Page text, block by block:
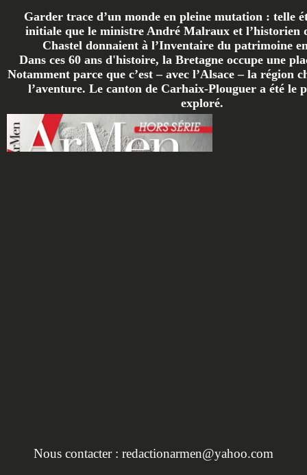
Garder trace d’un monde en pleine mutation : telle
initiale que le ministre André Malraux et l’historien
Chastel donnaient à l’Inventaire du patrimoine
Dans ces 60 ans d'histoire, la Bretagne occupe une
Notamment parce que c’est – avec l’Alsace – la région
l’aventure. Le canton de Carhaix-Plouguer a été le
exploré.
PATRIMOINE EN
Nous contacter : redactionarmen@yahoo.com